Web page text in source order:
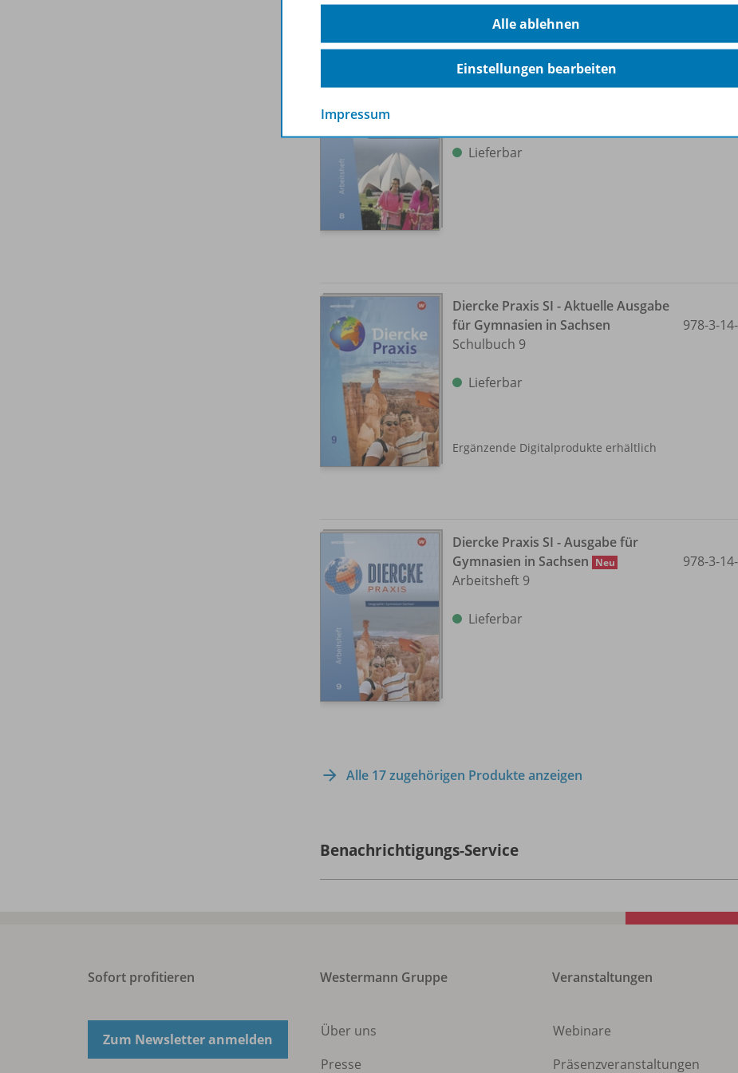
Zugehörige Produkte
Diercke Praxis SI - Ausgabe für
Lieferbar
Diercke Praxis SI - Aktuelle Ausgabe
für Gymnasien in Sachsen
Schulbuch 9
Lieferbar
Ergänzende Digitalprodukte erhältlich
978-3-
Diercke Praxis SI - Ausgabe für
Gymnasien in Sachsen Neu
Arbeitsheft 9
Lieferbar
978-3-
Alle 17 zugehörigen Produkte anzeigen
Benachrichtigungs-Service
Sofort profitieren
Zum Newsletter anmelden
Westermann Gruppe
Über uns
Presse
Veranstaltungen
Webinare
Präsenzveranstaltungen
Alle ablehnen
Einstellungen bearbeiten
Impressum